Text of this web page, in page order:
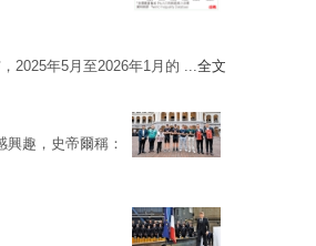
2025年5月至2026年1月的 ... 全文
趣，史帝爾稱：